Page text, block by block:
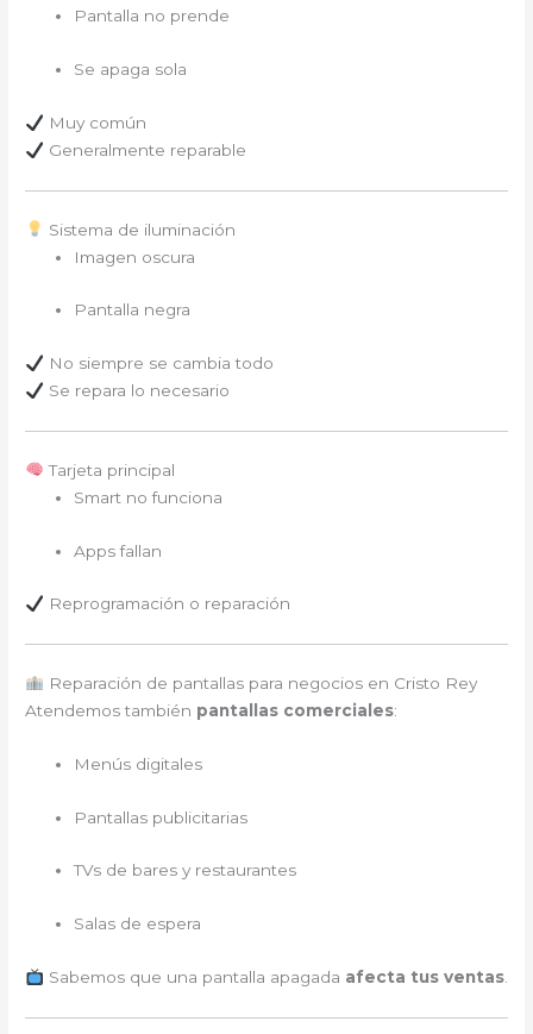
Pantalla no prende
Se apaga sola
Muy común
Generalmente reparable
Sistema de iluminación
Imagen oscura
Pantalla negra
No siempre se cambia todo
Se repara lo necesario
Tarjeta principal
Smart no funciona
Apps fallan
Reprogramación o reparación
Reparación de pantallas para negocios en Cristo Rey
Atendemos también pantallas comerciales:
Menús digitales
Pantallas publicitarias
TVs de bares y restaurantes
Salas de espera
Sabemos que una pantalla apagada afecta tus ventas.